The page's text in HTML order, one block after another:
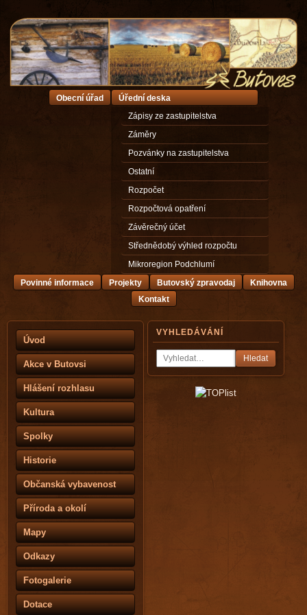
Úvod
Akce v Butovsi
Hlášení rozhlasu
Kultura
Spolky
Historie
Občanská vybavenost
Příroda a okolí
Mapy
Odkazy
Fotogalerie
Dotace
VYHLEDÁVÁNÍ
Hledat
Obecní úřad
Úřední deska
Zápisy ze zastupitelstva
Záměry
Pozvánky na zastupitelstva
Ostatní
Rozpočet
Rozpočtová opatření
Závěrečný účet
Střednědobý výhled rozpočtu
Mikroregion Podchlumí
Povinné informace
Projekty Butovský zpravodaj
Knihovna
Kontakt